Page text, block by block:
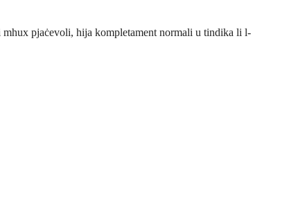
pjaċevoli, hija kompletament normali u tindika li l-